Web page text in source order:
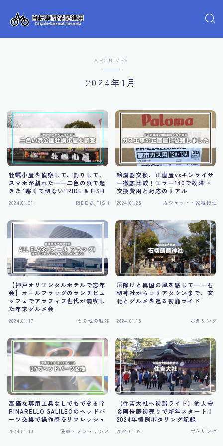
ARCHIVES
2024年1月
牡蠣小屋を偵察して、釣りして、
スマホが割れた——二色の浜で起
きた“寒くて切ない”RIDE & FISH
2024.01.31 RIDE & FISH
給湯器交換、正直屋vsキンライサ
ー徹底比較！エラー140で故障→
交換費用と対応のリアル
2024.01.25 ガジェット・家電修理
【神戸オリエンタルホテルで忘年
会】オールフラッグのランチビュ
ッフェでアラフィフ世代が満喫し
た年末グルメ会
2024.01.17 その他の趣味
厄除けと異国の風を感じて——石
切神社からコリアタウンまで、文
化とグルメを巡る初詣ライド
2024.01.15 ポタリング
高価な専用工具なしでもできる!?
PINARELLO GALILEOのヘッドパ
ーツ交換で操作感をリフレッシュ
2024.01.10 洗車・メンテナンス
【住吉大社へ初詣ライド】釣人守
＆阿倍野初売りで新年スタート！
2024年恒例ポタリング記録
2024.01.09 ポタリング